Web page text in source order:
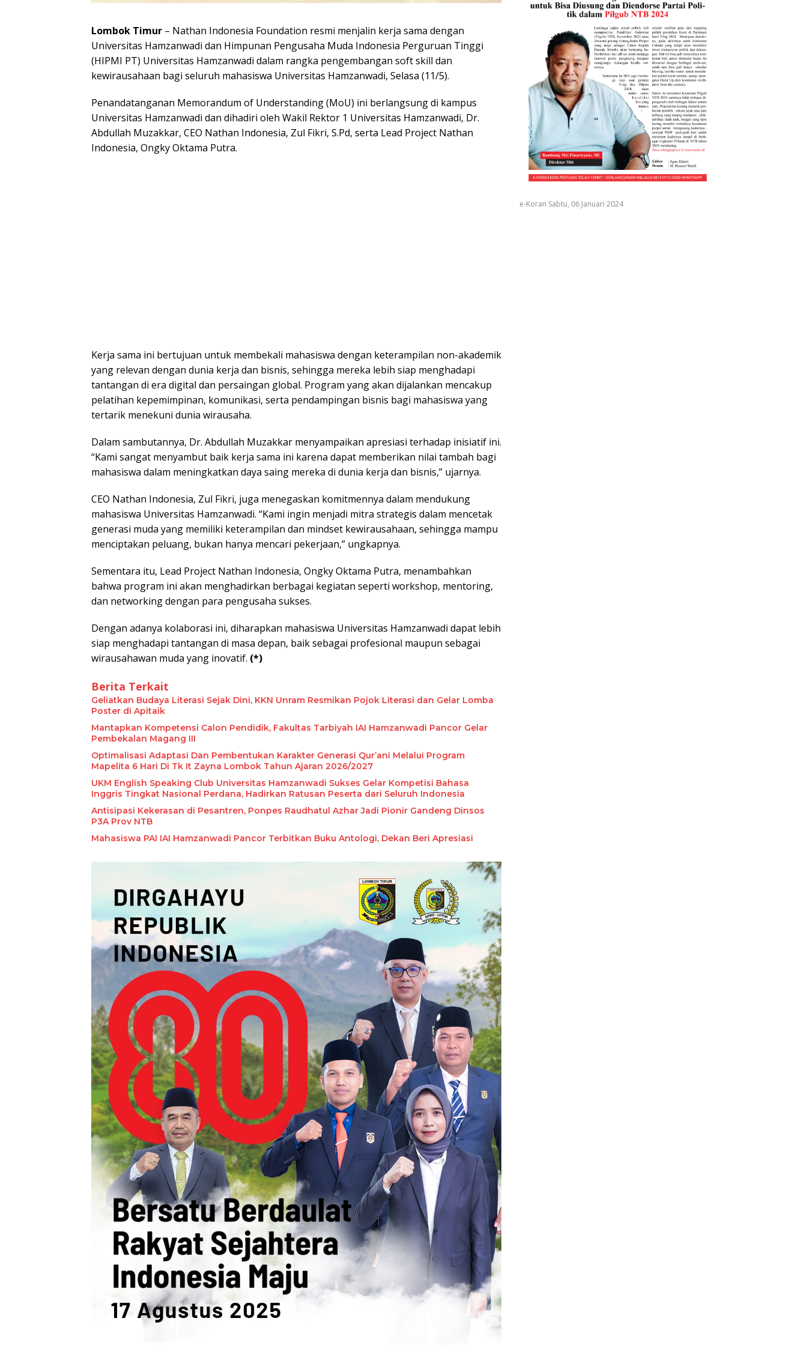
Lombok Timur – Nathan Indonesia Foundation resmi menjalin kerja sama dengan
Universitas Hamzanwadi dan Himpunan Pengusaha Muda Indonesia Perguruan Tinggi
(HIPMI PT) Universitas Hamzanwadi dalam rangka pengembangan soft skill dan
kewirausahaan bagi seluruh mahasiswa Universitas Hamzanwadi, Selasa (11/5).
Penandatanganan Memorandum of Understanding (MoU) ini berlangsung di kampus
Universitas Hamzanwadi dan dihadiri oleh Wakil Rektor 1 Universitas Hamzanwadi, Dr.
Abdullah Muzakkar, CEO Nathan Indonesia, Zul Fikri, S.Pd, serta Lead Project Nathan
Indonesia, Ongky Oktama Putra.
Kerja sama ini bertujuan untuk membekali mahasiswa dengan keterampilan non-akademik
yang relevan dengan dunia kerja dan bisnis, sehingga mereka lebih siap menghadapi
tantangan di era digital dan persaingan global. Program yang akan dijalankan mencakup
pelatihan kepemimpinan, komunikasi, serta pendampingan bisnis bagi mahasiswa yang
tertarik menekuni dunia wirausaha.
Dalam sambutannya, Dr. Abdullah Muzakkar menyampaikan apresiasi terhadap inisiatif ini.
“Kami sangat menyambut baik kerja sama ini karena dapat memberikan nilai tambah bagi
mahasiswa dalam meningkatkan daya saing mereka di dunia kerja dan bisnis,” ujarnya.
CEO Nathan Indonesia, Zul Fikri, juga menegaskan komitmennya dalam mendukung
mahasiswa Universitas Hamzanwadi. “Kami ingin menjadi mitra strategis dalam mencetak
generasi muda yang memiliki keterampilan dan mindset kewirausahaan, sehingga mampu
menciptakan peluang, bukan hanya mencari pekerjaan,” ungkapnya.
Sementara itu, Lead Project Nathan Indonesia, Ongky Oktama Putra, menambahkan
bahwa program ini akan menghadirkan berbagai kegiatan seperti workshop, mentoring,
dan networking dengan para pengusaha sukses.
Dengan adanya kolaborasi ini, diharapkan mahasiswa Universitas Hamzanwadi dapat lebih
siap menghadapi tantangan di masa depan, baik sebagai profesional maupun sebagai
wirausahawan muda yang inovatif. (*)
Berita Terkait
Geliatkan Budaya Literasi Sejak Dini, KKN Unram Resmikan Pojok Literasi dan Gelar Lomba
Poster di Apitaik
Mantapkan Kompetensi Calon Pendidik, Fakultas Tarbiyah IAI Hamzanwadi Pancor Gelar
Pembekalan Magang III
Optimalisasi Adaptasi Dan Pembentukan Karakter Generasi Qur’ani Melalui Program
Mapelita 6 Hari Di Tk It Zayna Lombok Tahun Ajaran 2026/2027
UKM English Speaking Club Universitas Hamzanwadi Sukses Gelar Kompetisi Bahasa
Inggris Tingkat Nasional Perdana, Hadirkan Ratusan Peserta dari Seluruh Indonesia
Antisipasi Kekerasan di Pesantren, Ponpes Raudhatul Azhar Jadi Pionir Gandeng Dinsos
P3A Prov NTB
Mahasiswa PAI IAI Hamzanwadi Pancor Terbitkan Buku Antologi, Dekan Beri Apresiasi
e-Koran Sabtu, 06 Januari 2024